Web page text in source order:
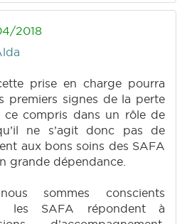
2018
prise en charge pourra
premiers signes de la perte
ce compris dans un rôle de
ne s’agit donc pas de
aux bons soins des SAFA
grande dépendance.
sommes conscients
les SAFA répondent à